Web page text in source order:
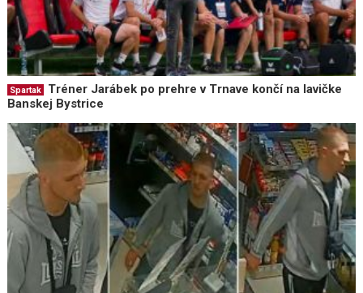
Spartak
Tréner Jarábek po prehre v Trnave končí na lavičke
Banskej Bystrice